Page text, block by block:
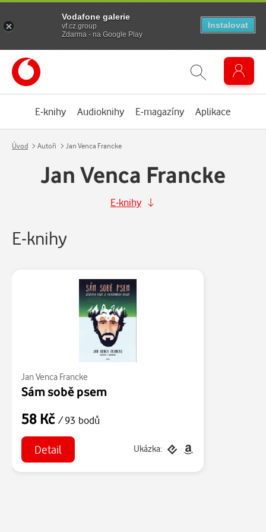
E-knihy Audioknihy E-magazíny Aplikace
Úvod Autoři Jan Venca Francke
Jan Venca Francke
E-knihy
E-knihy
Jan Venca Francke
Sám sobě psem
58 Kč / 93 bodů
Detail Ukázka:
Vodafone galerie
vf.cz.group
Zdarma - na Google Play
Instalovat